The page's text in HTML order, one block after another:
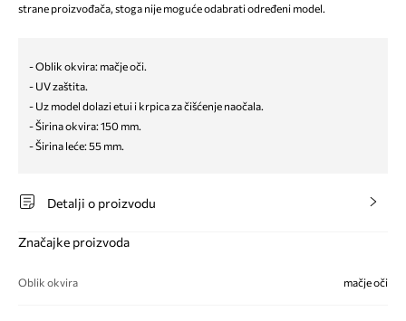
strane proizvođača, stoga nije moguće odabrati određeni model.
- Oblik okvira: mačje oči.
- UV zaštita.
- Uz model dolazi etui i krpica za čišćenje naočala.
- Širina okvira: 150 mm.
- Širina leće: 55 mm.
Detalji o proizvodu
Značajke proizvoda
Oblik okvira mačje oči